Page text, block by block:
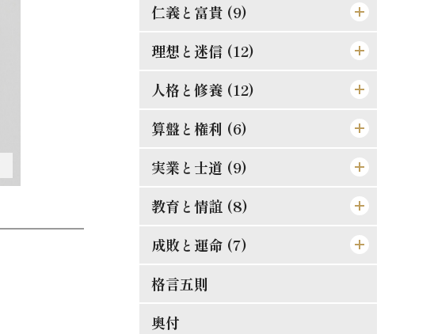
仁義と富貴 (9)
真正の利殖法
効力の有無は其人に在り
孔夫子の貨殖富貴観
防貧の第一要義
罪は金銭にあらず
よ
富豪と徳義上の義務
理想と迷信 (12)
道理ある希望を持て
この熱誠を要す
道徳は進化すべきか
斯の如き矛盾を根絶すべし
人生観の両面
人格と修養 (12)
楽翁公の幼時
人格の標準は如何
誤解され易き元気
二宮尊徳と西郷隆盛
修養は理論ではない
算盤と権利 (6)
仁に当つては師に譲らず
金門公園の掛札
唯王道あるのみ
競争の善意と悪意
合理的の経営
実業と士道 (9)
武士道は即ち実業道なり
文明人の貪戻
相愛忠恕の道を以て交はるべし
天然の抵抗を征服せよ
教育と情誼 (8)
孝は強ふべきものに非ず
現代教育の得失
偉人と其の母
成敗と運命 (7)
それ唯忠恕のみ
失敗らしき成功
格言五則
奥付